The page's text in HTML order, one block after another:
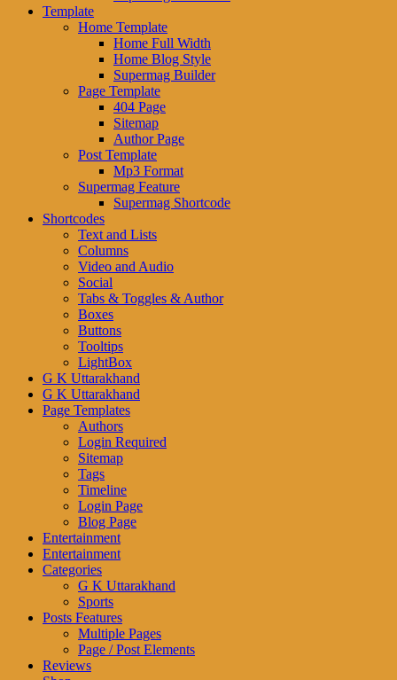
Template
Home Template
Home Full Width
Home Blog Style
Supermag Builder
Page Template
404 Page
Sitemap
Author Page
Post Template
Mp3 Format
Supermag Feature
Supermag Shortcode
Shortcodes
Text and Lists
Columns
Video and Audio
Social
Tabs & Toggles & Author
Boxes
Buttons
Tooltips
LightBox
G K Uttarakhand
G K Uttarakhand
Page Templates
Authors
Login Required
Sitemap
Tags
Timeline
Login Page
Blog Page
Entertainment
Entertainment
Categories
G K Uttarakhand
Sports
Posts Features
Multiple Pages
Page / Post Elements
Reviews